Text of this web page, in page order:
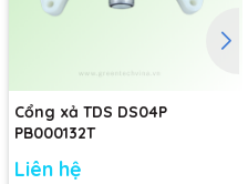
Cổng xả TDS DS04P
PB000132T
Liên hệ